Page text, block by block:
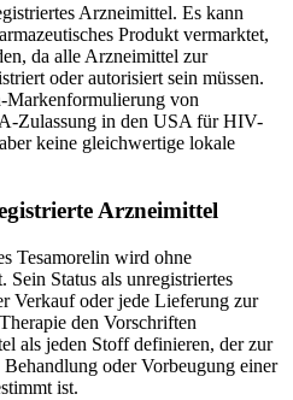
Arzneimittel. Es kann
Produkt vermarktet,
da alle Arzneimittel zur
oder autorisiert sein müssen.
Markenformulierung von
Zulassung in den USA für HIV-
keine gleichwertige lokale
Arzneimittel
Tesamorelin wird ohne
Sein Status als unregistriertes
Verkauf oder jede Lieferung zur
den Vorschriften
als jeden Stoff definieren, der zur
oder Vorbeugung einer
ist.